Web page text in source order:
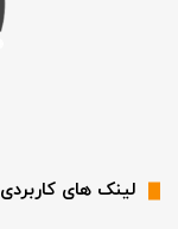
لینک های کاربردی